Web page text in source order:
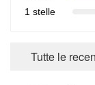
1 stelle
Tutte le